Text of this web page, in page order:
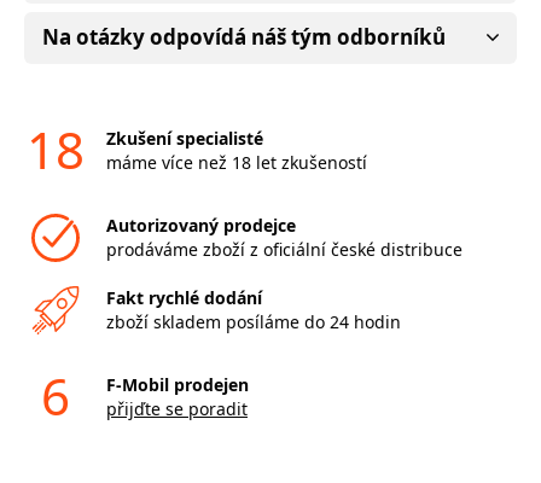
Na otázky odpovídá náš tým odborníků
18
Zkušení specialisté
máme více než 18 let zkušeností
Autorizovaný prodejce
prodáváme zboží z oficiální české distribuce
Fakt rychlé dodání
zboží skladem posíláme do 24 hodin
6
F-Mobil prodejen
přijďte se poradit